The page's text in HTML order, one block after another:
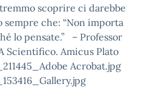
scoprire ci darebbe
che: “Non importa
lo pensate.” – Professor
Scientifico. Amicus Plato
Acrobat.jpg